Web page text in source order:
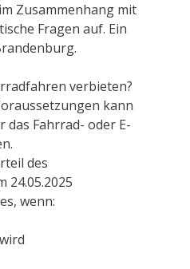
Zusammenhang mit
Fragen auf. Ein
verbieten?
kann
das Fahrrad- oder E-
des
24.05.2025
wenn: